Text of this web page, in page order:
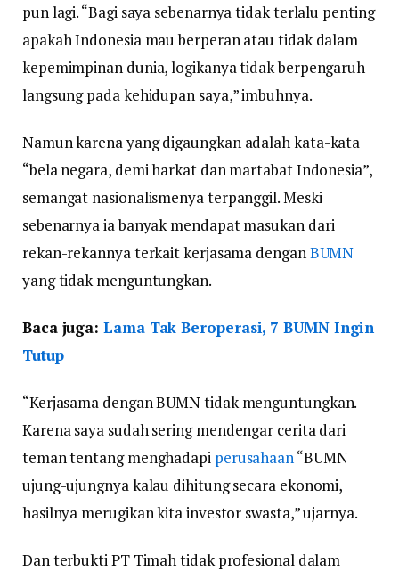
pun lagi. “Bagi saya sebenarnya tidak terlalu penting
apakah Indonesia mau berperan atau tidak dalam
kepemimpinan dunia, logikanya tidak berpengaruh
langsung pada kehidupan saya,” imbuhnya.
Namun karena yang digaungkan adalah kata-kata
“bela negara, demi harkat dan martabat Indonesia”,
semangat nasionalismenya terpanggil. Meski
sebenarnya ia banyak mendapat masukan dari
rekan-rekannya terkait kerjasama denganBUMN
yang tidak menguntungkan.
Baca juga:Lama Tak Beroperasi, 7 BUMN Ingin
Tutup
“Kerjasama dengan BUMN tidak menguntungkan.
Karena saya sudah sering mendengar cerita dari
teman tentang menghadapi perusahaan“BUMN
ujung-ujungnya kalau dihitung secara ekonomi,
hasilnya merugikan kita investor swasta,” ujarnya.
Dan terbukti PT Timah tidak profesional dalam